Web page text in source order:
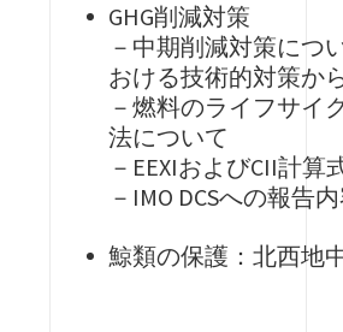
GHG削減対策
－中期削減対策につ
おける技術的対策か
－燃料のライフサイ
法について
－EEXIおよびCII計
－IMO DCSへの報告
鯨類の保護：北西地